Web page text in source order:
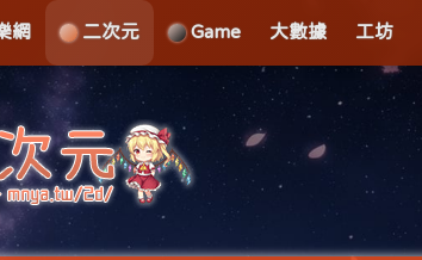
網 二次元 Game 大數據 工坊